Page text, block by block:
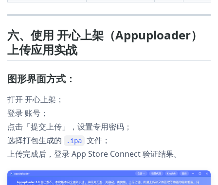
六、使用 开心上架（Appuploader）
上传应用实战
图形界面方式：
打开 开心上架；
登录 账号；
点击「提交上传」，设置专用密码；
选择打包生成的
.ipa
文件；
上传完成后，登录 App Store Connect 验证结果。